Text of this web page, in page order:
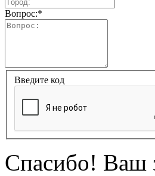
Вопрос:*
Введите код
Спасибо! Ваш